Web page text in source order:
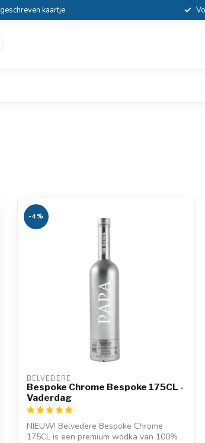
kaartje
-4%
BELVEDERE
Bespoke Chrome Bespoke 175CL -
Vaderdag
NIEUW! Belvedere Bespoke Chrome
175CL is een premium wodka van 100%